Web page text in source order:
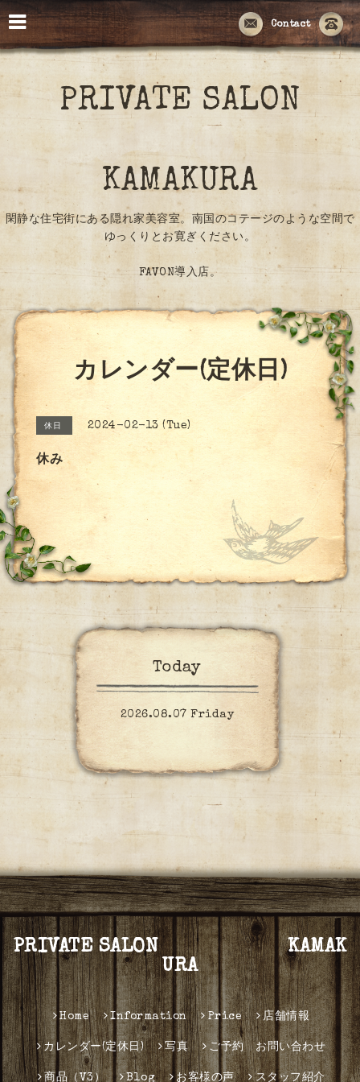
Contact
PRIVATE SALON
KAMAKURA
閑静な住宅街にある隠れ家美容室。南国のコテージのような空間で
ゆっくりとお寛ぎください。
FAVON導入店。
カレンダー(定休日)
休日 2024-02-13 (Tue)
休み
Today
2026.08.07 Friday
PRIVATE SALON KAMAK
URA
Home Information Price 店舗情報
カレンダー(定休日) 写真 ご予約 お問い合わせ
商品（V3） Blog お客様の声 スタッフ紹介